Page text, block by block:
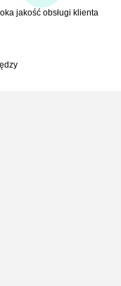
jakość obsługi klienta